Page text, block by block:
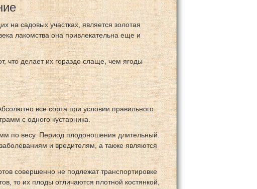
на садовых участках, является золотая
лакомства она привлекательна еще и
что делает их гораздо слаще, чем ягоды
все сорта при условии правильного
с одного кустарника.
по весу. Период плодоношения длительный.
и вредителям, а также являются
совершенно не подлежат транспортировке
то их плоды отличаются плотной костянкой,